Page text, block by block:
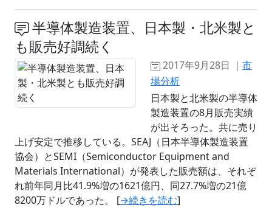
半導体製造装置、日本製・北米製と
も販売好調続く
2017年9月28日 ｜ 市
場分析
日本製と北米製の半導体
製造装置の8月販売実績
が出そろった。共に売り
上げ安定で推移している。SEAJ（日本半導体製造装置
協会）とSEMI（Semiconductor Equipment and
Materials International）が発表した販売額は、それぞ
れ前年同月比41.9%増の1621億円、同27.7%増の21億
8200万ドルであった。 [→続きを読む]